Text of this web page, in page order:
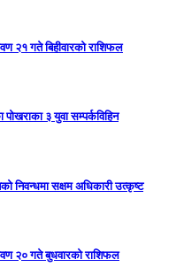
२१ गते बिहीवारको राशिफल
पोखराका ३ युवा सम्पर्कविहिन
निवन्धमा सक्षम अधिकारी उत्कृष्ट
२० गते बुधवारको राशिफल